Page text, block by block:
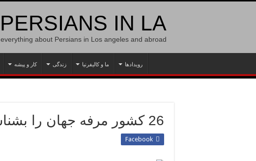
PERSIANS IN LA
everything about Persians in Los angeles and abroad
رویدادها ما و کالیفرنیا زندگی کار و پیشه
26 کشور مرفه جهان را بشناسید
Facebook